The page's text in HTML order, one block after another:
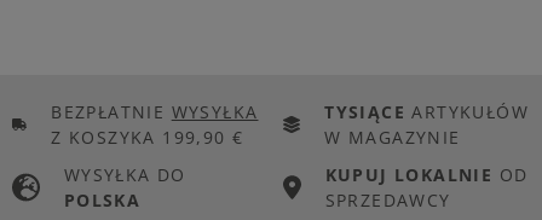
BEZPŁATNIE WYSYŁKA
Z KOSZYKA 199,90 €
TYSIĄCE ARTYKUŁÓW
W MAGAZYNIE
WYSYŁKA DO
POLSKA
KUPUJ LOKALNIE OD
SPRZEDAWCY